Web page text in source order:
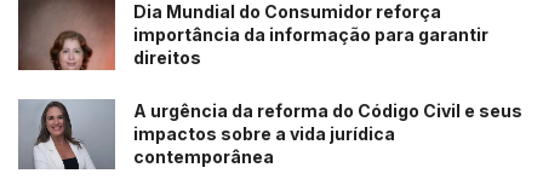
Dia Mundial do Consumidor reforça
importância da informação para garantir
direitos
A urgência da reforma do Código Civil e seus
impactos sobre a vida jurídica
contemporânea